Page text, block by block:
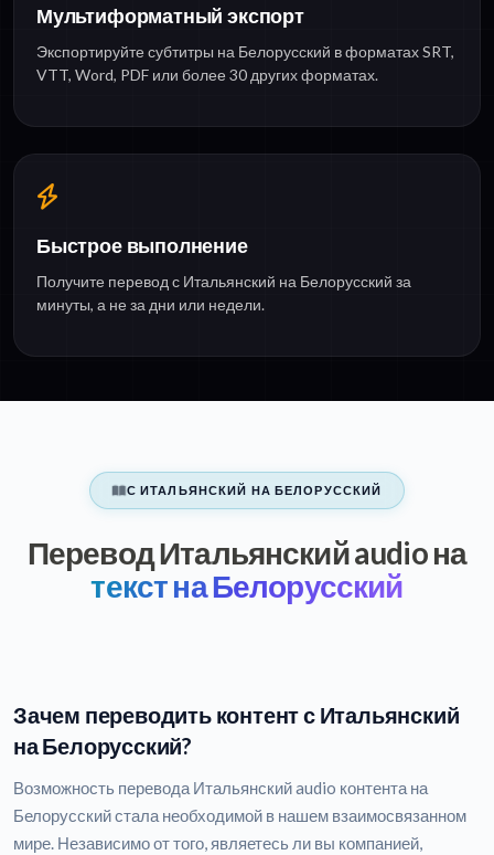
Мультиформатный экспорт
Экспортируйте субтитры на Белорусский в форматах SRT,
VTT, Word, PDF или более 30 других форматах.
Быстрое выполнение
Получите перевод с Итальянский на Белорусский за
минуты, а не за дни или недели.
С ИТАЛЬЯНСКИЙ НА БЕЛОРУССКИЙ
Перевод Итальянский audio на
текст на Белорусский
Зачем переводить контент с Итальянский
на Белорусский?
Возможность перевода Итальянский audio контента на
Белорусский стала необходимой в нашем взаимосвязанном
мире. Независимо от того, являетесь ли вы компанией,